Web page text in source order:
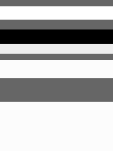
Jump to navigation